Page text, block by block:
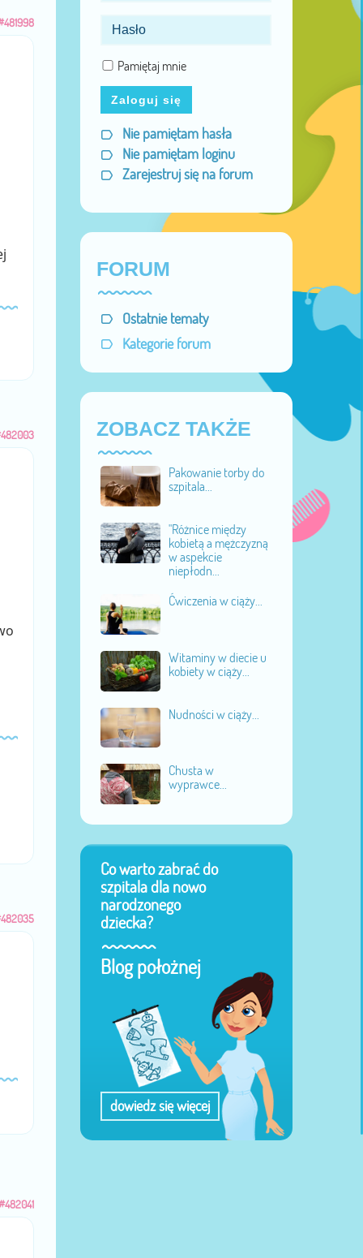
Pamiętaj mnie
Zaloguj się
Nie pamiętam hasła
Nie pamiętam loginu
Zarejestruj się na forum
FORUM
Ostatnie tematy
Kategorie forum
ZOBACZ TAKŻE
Pakowanie torby do
szpitala...
"Różnice między
kobietą a mężczyzną
w aspekcie
niepłodn...
Ćwiczenia w ciąży...
Witaminy w diecie u
kobiety w ciąży...
Nudności w ciąży...
Chusta w
wyprawce...
Co warto zabrać do
szpitala dla nowo
narodzonego
dziecka?
Blog położnej
dowiedz się więcej